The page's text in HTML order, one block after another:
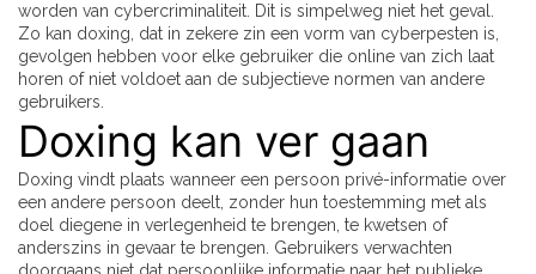
worden van cybercriminaliteit. Dit is simpelweg niet het geval.
Zo kan doxing, dat in zekere zin een vorm van cyberpesten is,
gevolgen hebben voor elke gebruiker die online van zich laat
horen of niet voldoet aan de subjectieve normen van andere
gebruikers.
Doxing kan ver gaan
Doxing vindt plaats wanneer een persoon privé-informatie over
een andere persoon deelt, zonder hun toestemming met als
doel diegene in verlegenheid te brengen, te kwetsen of
anderszins in gevaar te brengen. Gebruikers verwachten